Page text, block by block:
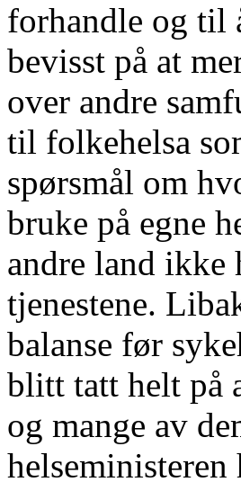
forhandle og til
bevisst på at
over andre
til folkehelsa
spørsmål om
bruke på egne
andre land ikke
tjenestene.
balanse før
blitt tatt helt på
og mange av